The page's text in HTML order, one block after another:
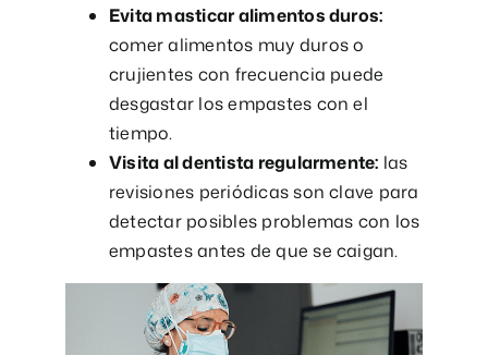
Evita masticar alimentos duros:
comer alimentos muy duros o
crujientes con frecuencia puede
desgastar los empastes con el
tiempo.
Visita al dentista regularmente: las
revisiones periódicas son clave para
detectar posibles problemas con los
empastes antes de que se caigan.